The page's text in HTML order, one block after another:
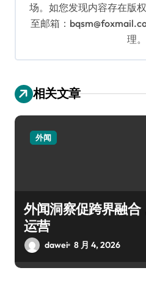
场。如您发现内容存在版
至邮箱：
理。
相关文章
外闻
外闻洞察促跨界融合
运营
dawei 8 月 4, 2026